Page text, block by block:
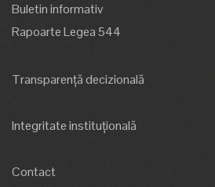
Buletin informativ
Rapoarte Legea 544
Transparență decizională
Integritate instituțională
Contact